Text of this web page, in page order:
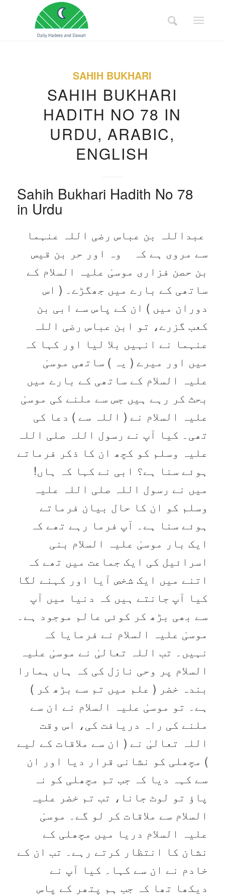
SAHIH BUKHARI
SAHIH BUKHARI
HADITH NO 78 IN
URDU, ARABIC,
ENGLISH
Sahih Bukhari Hadith No 78
in Urdu
عبداللہ بن عباس رضی اللہ عنہما
سے مروی ہے کہ وہ اور حر بن قیس
بن حصن فزاری موسیٰ علیہ السلام کے
ساتھی کے بارے میں جھگڑے۔ ( اس
دوران میں ) ان کے پاس سے ابی بن
کعب گزرے، تو ابن عباس رضی اللہ
عنہما نے انہیں بلا لیا اور کہا کہ
میں اور میرے ( یہ ) ساتھی موسیٰ
علیہ السلام کے ساتھی کے بارے میں
بحث کر رہے ہیں جس سے ملنے کی موسیٰ
علیہ السلام نے ( اللہ سے ) دعا کی
تھی۔ کیا آپ نے رسول اللہ صلی اللہ
علیہ وسلم کو کچھ ان کا ذکر فرماتے
ہوئے سنا ہے؟ ابی نے کہا کہ ہاں!
میں نے رسول اللہ صلی اللہ علیہ
وسلم کو ان کا حال بیان فرماتے
ہوئے سنا ہے۔ آپ فرما رہے تھے کہ
ایک بار موسیٰ علیہ السلام بنی
اسرائیل کی ایک جماعت میں تھے کہ
اتنے میں ایک شخص آیا اور کہنے لگا
کیا آپ جانتے ہیں کہ دنیا میں آپ
سے بھی بڑھ کر کوئی عالم موجود ہے۔
موسیٰ علیہ السلام نے فرمایا کہ
نہیں۔ تب اللہ تعالیٰ نے موسیٰ علیہ
السلام پر وحی نازل کی کہ ہاں ہمارا
بندہ خضر ( علم میں تم سے بڑھ کر )
ہے۔ تو موسیٰ علیہ السلام نے ان سے
ملنے کی راہ دریافت کی، اس وقت
اللہ تعالیٰ نے ( ان سے ملاقات کے لیے
) مچھلی کو نشانی قرار دیا اور ان
سے کہہ دیا کہ جب تم مچھلی کو نہ
پاؤ تو لوٹ جانا، تب تم خضر علیہ
السلام سے ملاقات کر لو گے۔ موسیٰ
علیہ السلام دریا میں مچھلی کے
نشان کا انتظار کرتے رہے۔ تب ان کے
خادم نے ان سے کہا۔ کیا آپ نے
دیکھا تھا کہ جب ہم پتھر کے پاس